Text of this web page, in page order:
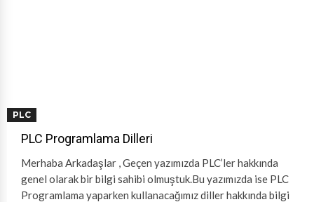
PLC
PLC Programlama Dilleri
Merhaba Arkadaşlar , Geçen yazımızda PLC’ler hakkında
genel olarak bir bilgi sahibi olmuştuk.Bu yazımızda ise PLC
Programlama yaparken kullanacağımız diller hakkında bilgi